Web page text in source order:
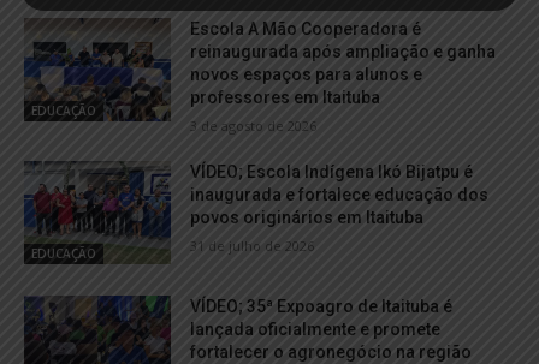
EDUCAÇÃO
Escola A Mão Cooperadora é
reinaugurada após ampliação e ganha
novos espaços para alunos e
professores em Itaituba
3 de agosto de 2026
EDUCAÇÃO
VÍDEO; Escola Indígena Ikó Bijatpu é
inaugurada e fortalece educação dos
povos originários em Itaituba
31 de julho de 2026
VÍDEO; 35ª Expoagro de Itaituba é
lançada oficialmente e promete
fortalecer o agronegócio na região